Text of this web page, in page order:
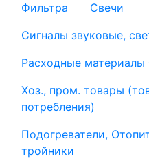
Фильтра
Свечи
Сигналы звуковые,
Расходные материалы
Хоз., пром. товары
потребления)
Подогреватели,
тройники